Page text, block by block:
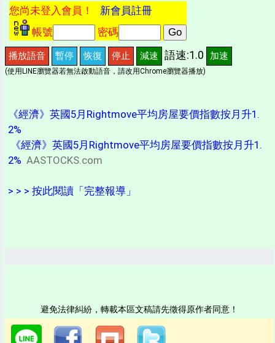
您尚未登入會員！ 新會員註冊
帳號
密碼
播放語音 暫停 恢復 停止 減速 語速:1.0 加速
(使用LINE瀏覽器若無法啟動語音，請改用Chrome瀏覽器播放)
《經濟》英國5月Rightmove平均房屋要價指數按月升1.
2%
《經濟》英國5月Rightmove平均房屋要價指數按月升1.
2% AASTOCKS.com
> > > 按此閱讀「完整報導」
避免法律糾紛，轉載本區文稿請先徵得原作者同意！